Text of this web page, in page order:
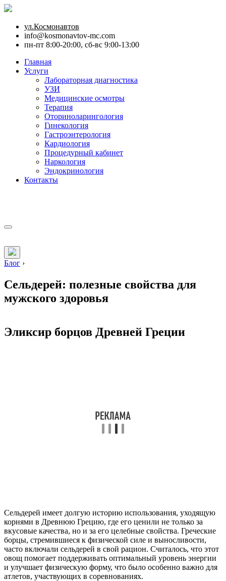
ул.Космонавтов
info@kosmonavtov-mc.com
пн-пт 8:00-20:00, сб-вс 9:00-13:00
Главная
Услуги
Лабораторная диагностика
УЗИ
Медицинские осмотры
Терапия
Оториноларингология
Гинекология
Гастроэнтерология
Кардиология
Процедурный кабинет
Наркология
Эндокринология
Контакты
Блог ›
Сельдерей: полезные свойства для
мужского здоровья
Эликсир борцов Древней Греции
Сельдерей имеет долгую историю использования, уходящую
корнями в Древнюю Грецию, где его ценили не только за
вкусовые качества, но и за его целебные свойства. Греческие
борцы, стремившиеся к физической силе и выносливости,
часто включали сельдерей в свой рацион. Считалось, что этот
овощ помогает поддерживать оптимальный уровень энергии
и улучшает физическую форму, что было особенно важно для
атлетов, участвующих в соревнованиях.